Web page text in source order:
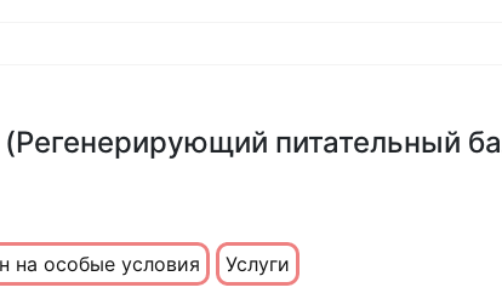
питательный
на особые условия Услуги